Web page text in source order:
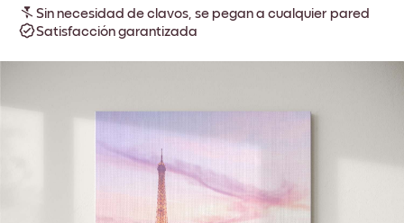
Sin necesidad de clavos, se pegan a cualquier pared
Satisfacción garantizada